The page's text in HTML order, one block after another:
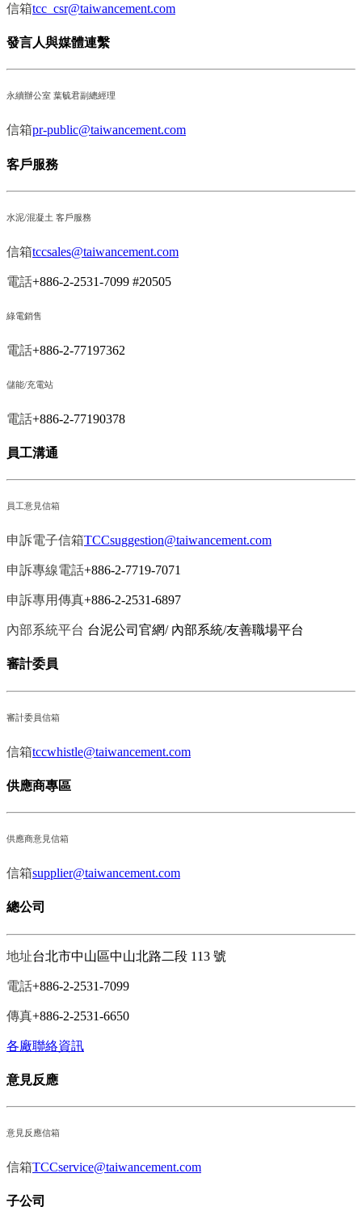
信箱tcc_csr@taiwancement.com
發言人與媒體連繫
永續辦公室 葉毓君副總經理
信箱pr-public@taiwancement.com
客戶服務
水泥/混凝土 客戶服務
信箱tccsales@taiwancement.com
電話+886-2-2531-7099 #20505
綠電銷售
電話+886-2-77197362
儲能/充電站
電話+886-2-77190378
員工溝通
員工意見信箱
申訴電子信箱TCCsuggestion@taiwancement.com
申訴專線電話+886-2-7719-7071
申訴專用傳真+886-2-2531-6897
內部系統平台 台泥公司官網/ 內部系統/友善職場平台
審計委員
審計委員信箱
信箱tccwhistle@taiwancement.com
供應商專區
供應商意見信箱
信箱supplier@taiwancement.com
總公司
地址台北市中山區中山北路二段 113 號
電話+886-2-2531-7099
傳真+886-2-2531-6650
各廠聯絡資訊
意見反應
意見反應信箱
信箱TCCservice@taiwancement.com
子公司